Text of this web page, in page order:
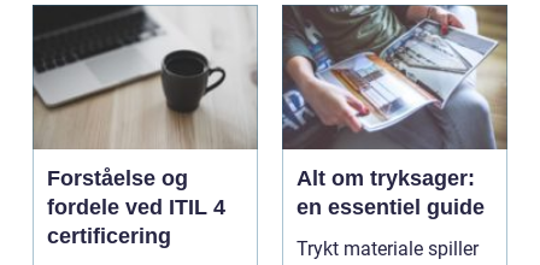
Forståelse og
fordele ved ITIL 4
certificering
Alt om tryksager:
en essentiel guide
Trykt materiale spiller